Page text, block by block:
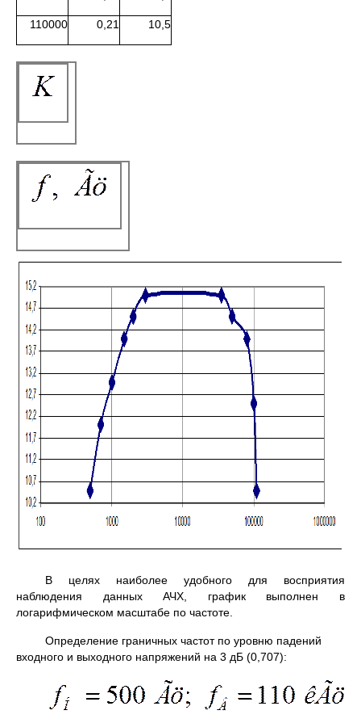
110000 0,21 10,5
В целях наиболее удобного для восприятия
наблюдения данных АЧХ, график выполнен в
логарифмическом масштабе по частоте.
Определение граничных частот по уровню падений
входного и выходного напряжений на 3 дБ (0,707):